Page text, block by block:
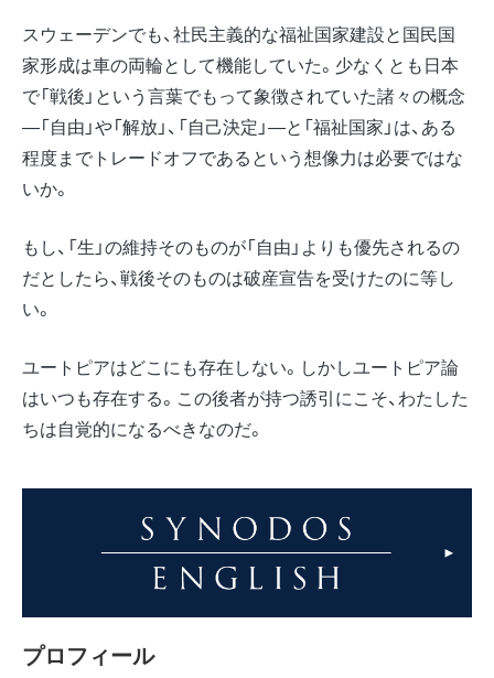
スウェーデンでも、社民主義的な福祉国家建設と国民国
家形成は車の両輪として機能していた。少なくとも日本
で「戦後」という言葉でもって象徴されていた諸々の概念
―「自由」や「解放」、「自己決定」―と「福祉国家」は、ある
程度までトレードオフであるという想像力は必要ではな
いか。
もし、「生」の維持そのものが「自由」よりも優先されるの
だとしたら、戦後そのものは破産宣告を受けたのに等し
い。
ユートピアはどこにも存在しない。しかしユートピア論
はいつも存在する。この後者が持つ誘引にこそ、わたした
ちは自覚的になるべきなのだ。
プロフィール